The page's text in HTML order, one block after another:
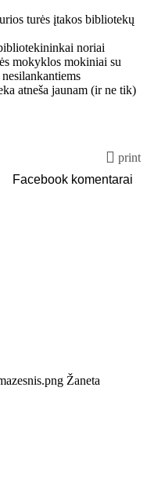
turės įtakos bibliotekų
noriai
mokyklos mokiniai su
atneša jaunam (ir ne tik)
print
Facebook komentarai
Žaneta